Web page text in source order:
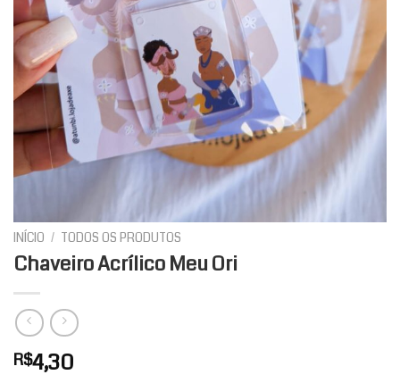
INÍCIO / TODOS OS PRODUTOS
Chaveiro Acrílico Meu Ori
R$4,30